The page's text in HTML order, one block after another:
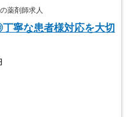
薬剤師求人
寧な患者様対応を大切